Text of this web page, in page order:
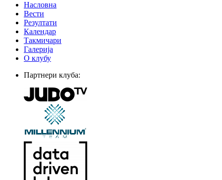
Насловна
Вести
Резултати
Календар
Такмичари
Галерија
О клубу
Партнери клуба: